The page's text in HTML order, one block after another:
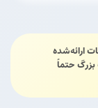
ارائه‌شده
حتماً